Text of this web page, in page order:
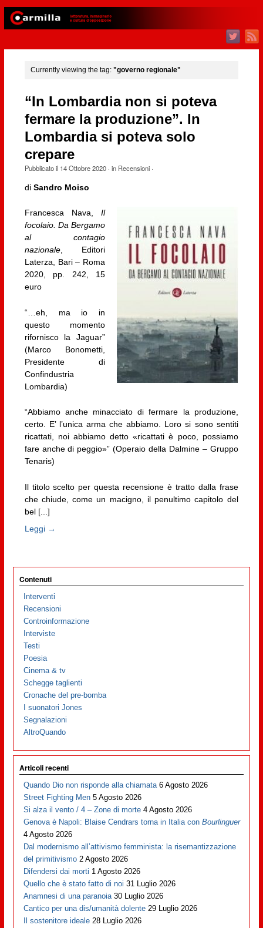
Currently viewing the tag: "governo regionale"
“In Lombardia non si poteva
fermare la produzione”. In
Lombardia si poteva solo
crepare
Pubblicato il 14 Ottobre 2020· in Recensioni·
di Sandro Moiso
Francesca Nava,Il
focolaio. Da Bergamo
al contagio
nazionale, Editori
Laterza, Bari – Roma
2020, pp. 242, 15
euro
“…eh, ma io in
questo momento
rifornisco la Jaguar”
(Marco Bonometti,
Presidente di
Confindustria
Lombardia)
“Abbiamo anche minacciato di fermare la produzione,
certo. E’ l’unica arma che abbiamo. Loro si sono sentiti
ricattati, noi abbiamo detto «ricattati è poco, possiamo
fare anche di peggio»” (Operaio della Dalmine – Gruppo
Tenaris)
Il titolo scelto per questa recensione è tratto dalla frase
che chiude, come un macigno, il penultimo capitolo del
bel [...]
Leggi →
Contenuti
Interventi
Recensioni
Controinformazione
Interviste
Testi
Poesia
Cinema & tv
Schegge taglienti
Cronache del pre-bomba
I suonatori Jones
Segnalazioni
AltroQuando
Articoli recenti
Quando Dio non risponde alla chiamata 6 Agosto 2026
Street Fighting Men 5 Agosto 2026
Si alza il vento / 4 – Zone di morte 4 Agosto 2026
Genova è Napoli: Blaise Cendrars torna in Italia conBourlinguer
4 Agosto 2026
Dal modernismo all’attivismo femminista: la risemantizzazione
del primitivismo 2 Agosto 2026
Difendersi dai morti 1 Agosto 2026
Quello che è stato fatto di noi 31 Luglio 2026
Anamnesi di una paranoia 30 Luglio 2026
Cantico per una dis/umanità dolente 29 Luglio 2026
Il sostenitore ideale 28 Luglio 2026